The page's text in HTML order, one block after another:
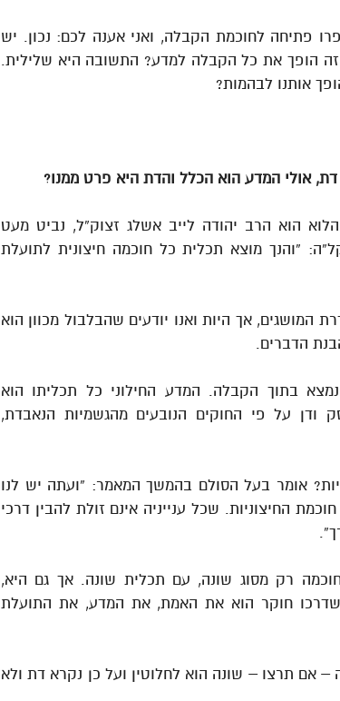
פתיחה לחוכמת הקבלה, ואני אענה לכם: נכון. יש
הופך את כל הקבלה למדע? התשובה היא שלילית.
אותנו לבהמות?
אולי המדע הוא הכלל והדת היא פרט ממנו?
הוא הרב יהודה לייב אשלג זצוק”ל, נביט מעט
“והנך מוצא תכלית כל חוכמה חיצונית לתועלת
המושגים, אך היות ואנו יודעים שהבלבול מכוון הוא
הדברים.
בתוך הקבלה. המדע החילוני כל תכליתו הוא
ודן על פי החוקים הנובעים מהגשמיות הנאבדת,
אומר בעל הסולם בהמשך המאמר: “ועתה יש לנו
החיצוניות. שכל ענייניה אינם זולת להבין דרכי
רק מסוג שונה, עם תכלית שונה. אך גם היא,
חוקר הוא את האמת, את המדע, את התועלת
תרצו – שונה הוא לחלוטין ועל כן נקרא דת ולא